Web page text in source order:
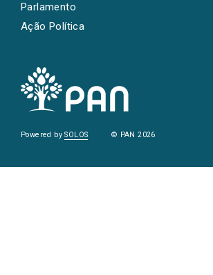
Parlamento
Ação Política
Powered bySOLOS © PAN 2026